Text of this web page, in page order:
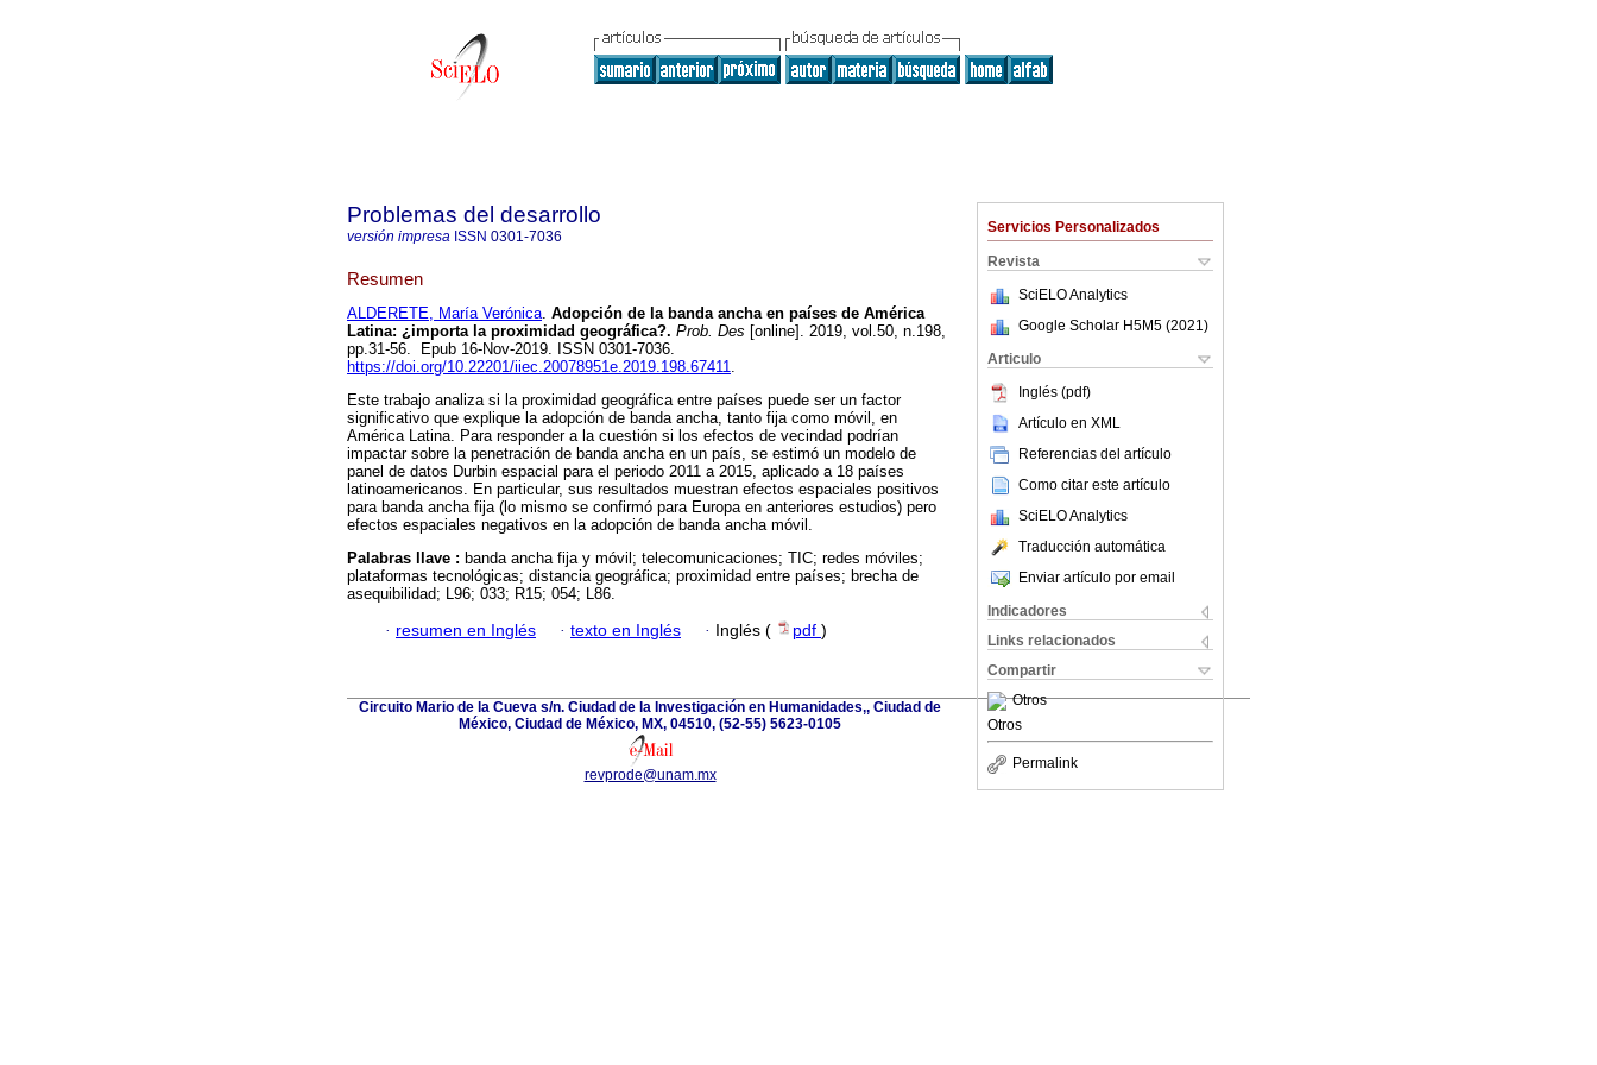
Servicios Personalizados
Revista
SciELO Analytics
Google Scholar H5M5 (2021 )
Articulo
Inglés (pdf)
Artículo en XML
Referencias del artículo
Como citar este artículo
SciELO Analytics
Traducción automática
Enviar artículo por email
Indicadores
Links relacionados
Compartir
Otros
Otros
Permalink
Problemas del desarrollo
versión impresa ISSN 0301-7036
Resumen
ALDERETE, María Verónica. Adopción de la banda ancha en países de América
Latina: ¿importa la proximidad geográfica?. Prob. Des [online]. 2019, vol.50, n.198,
pp.31-56. Epub 16-Nov-2019. ISSN 0301-7036.
https://doi.org/10.22201/iiec.20078951e.2019.198.67411.
Este trabajo analiza si la proximidad geográfica entre países puede ser un factor
significativo que explique la adopción de banda ancha, tanto fija como móvil, en
América Latina. Para responder a la cuestión si los efectos de vecindad podrían
impactar sobre la penetración de banda ancha en un país, se estimó un modelo de
panel de datos Durbin espacial para el periodo 2011 a 2015, aplicado a 18 países
latinoamericanos. En particular, sus resultados muestran efectos espaciales positivos
para banda ancha fija (lo mismo se confirmó para Europa en anteriores estudios) pero
efectos espaciales negativos en la adopción de banda ancha móvil.
Palabras llave : banda ancha fija y móvil; telecomunicaciones; TIC; redes móviles;
plataformas tecnológicas; distancia geográfica; proximidad entre países; brecha de
asequibilidad; L96; 033; R15; 054; L86.
· resumen en Inglés · texto en Inglés · Inglés ( pdf )
Circuito Mario de la Cueva s/n. Ciudad de la Investigación en Humanidades,, Ciudad de
México, Ciudad de México, MX, 04510, (52-55) 5623-0105
revprode@unam.mx